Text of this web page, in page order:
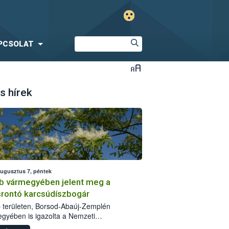
hírek
7, péntek
vármegyében jelent meg a
karcsúdíszbogár
területen, Borsod-Abaúj-Zemplén
is igazolta a Nemzeti
biztonsági Hivatal (Nébih) a